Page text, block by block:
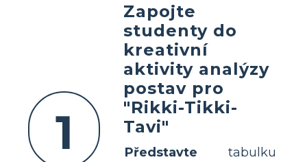
1
Zapojte
studenty do
kreativní
aktivity analýzy
postav pro
"Rikki-Tikki-
Tavi"
Představte tabulku